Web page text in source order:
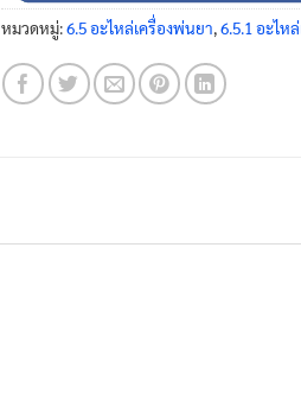
หมวดหมู่:6.5 อะไหล่เครื่องพ่นยา,6.5.1 อะไห